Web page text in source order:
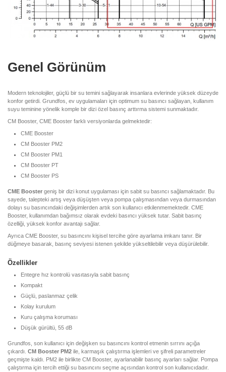
Genel Görünüm
Modern teknolojiler, güçlü bir su temini sağlayarak insanlara evlerinde yüksek düzeyde
konfor getirdi. Grundfos, ev uygulamaları için optimum su basıncı sağlayan, kullanım
suyu teminine yönelik komple bir dizi özel basınç arttırma sistemi sunmaktadır.
CM Booster, CME Booster farklı versiyonlarda gelmektedir:
CME Booster
CM Booster PM2
CM Booster PM1
CM Booster PT
CM Booster PS
CME Booster geniş bir dizi konut uygulaması için sabit su basıncı sağlamaktadır. Bu
sayede, talepteki artış veya düşüşten veya pompa çalışmasından veya durmasından
dolayı su basıncındaki değişimlerden artık son kullanıcı etkilenmemektedir. CME
Booster, kullanımdan bağımsız olarak evdeki basıncı yüksek tutar. Sabit basınç
özelliği, yüksek konfor avantajı sağlar.
Ayrıca CME Booster, su basıncını kişisel tercihe göre ayarlama imkanı tanır. Bir
düğmeye basarak, basınç seviyesi istenen şekilde yükseltilebilir veya düşürülebilir.
Özellikler
Entegre hız kontrolü vasıtasıyla sabit basınç
Kompakt
Güçlü, paslanmaz çelik
Kolay kurulum
Kuru çalışma koruması
Düşük gürültü, 55 dB
Grundfos, son kullanıcı için değişken su basıncını kontrol etmenin sırrını açığa
çıkardı. CM Booster PM2 ile, karmaşık çalıştırma işlemleri ve şifreli parametreler
geçmişte kaldı. PM2 ile birlikte CM Booster, ayarlanabilir basınç ayarları sağlar. Pompa
çalıştırma için tercih ettiği su basıncını seçme açısından kontrol son kullanıcıdadır.